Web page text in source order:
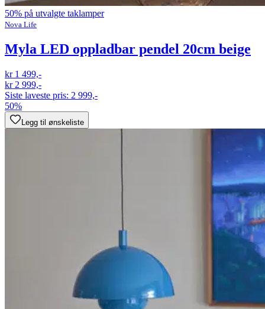
50% på utvalgte taklamper
Nova Life
Myla LED oppladbar pendel 20cm beige
kr 1 499,-
kr 2 999,-
Siste laveste pris: 2 999,-
50%
Legg til ønskeliste